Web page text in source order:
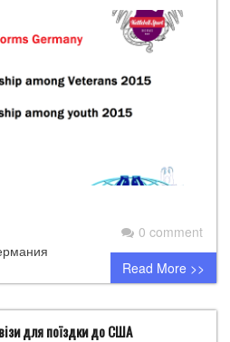
0 comment
Read More >>
для поїздки до США